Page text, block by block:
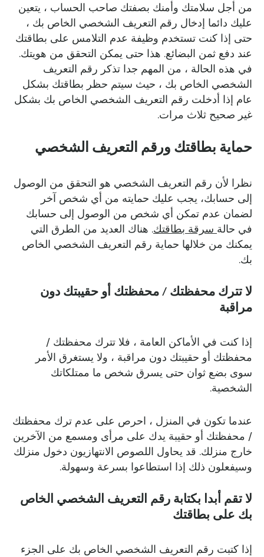
من أجل سلامتك وأمنك بصفتك صاحب الحساب ، يتعين
عليك دائما إدخال رقم التعريف الشخصي الخاص بك ،
حتى إذا كنت تستخدم وظيفة عدم التلامس على بطاقتك
عند دفع ثمن البضائع. هذا حتى يمكن التحقق من هويتك.
في هذه الحالة ، من المهم جدا تذكر رقم التعريف
الشخصي الخاص بك ، حيث سيتم حظر بطاقتك بشكل
عام إذا أدخلت رقم التعريف الشخصي الخاص بك بشكل
غير صحيح ثلاث مرات.
حماية بطاقتك ورقم التعريف الشخصي
نظرا لأن رقم التعريف الشخصي هو التحقق من الوصول
إلى حسابك، يجب عليك حمايته من أي شخص آخر
لضمان عدم تمكن أي شخص من الوصول إلى حسابك
في حالة سرقة بطاقتك. هناك العديد من الطرق التي
يمكنك من خلالها حماية رقم التعريف الشخصي الخاص
بك.
لا تترك محفظتك / محفظتك أو حقيبتك دون
مراقبة
إذا كنت في الأماكن العامة ، فلا تترك محفظتك /
محفظتك أو حقيبتك دون مراقبة ، ولا يستغرق الأمر
سوى بضع ثوان حتى يسرق شخص ما ممتلكاتك
الشخصية.
عندما تكون في المنزل ، احرص على عدم ترك محفظتك
/ محفظتك أو حقيبة يدك على مرأى ومسمع من الآخرين
خارج منزلك. قد يحاول اللصوص الانتهازيون دخول منزلك
وسيفعلون ذلك إذا استطاعوا بسرعة وسهولة.
لا تقم أبدا بكتابة رقم التعريف الشخصي الخاص
بك على بطاقتك
إذا كتبت رقم التعريف الشخصي الخاص بك على الجزء